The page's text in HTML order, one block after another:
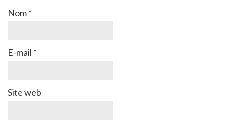
Nom*
E-mail *
Site web